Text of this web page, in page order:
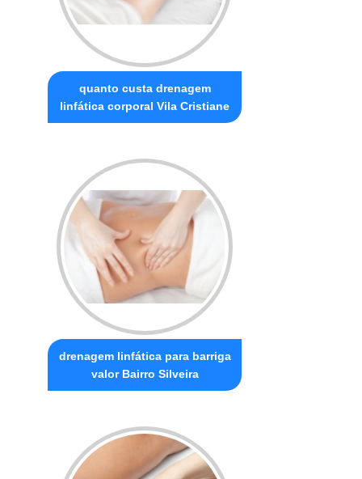
quanto custa drenagem
linfática corporal Vila Cristiane
drenagem linfática para barriga
valor Bairro Silveira